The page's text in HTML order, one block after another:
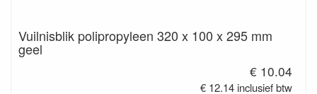
Vuilnisblik polipropyleen 320 x 100 x 295 mm
geel
€ 10.04
€ 12.14 inclusief btw